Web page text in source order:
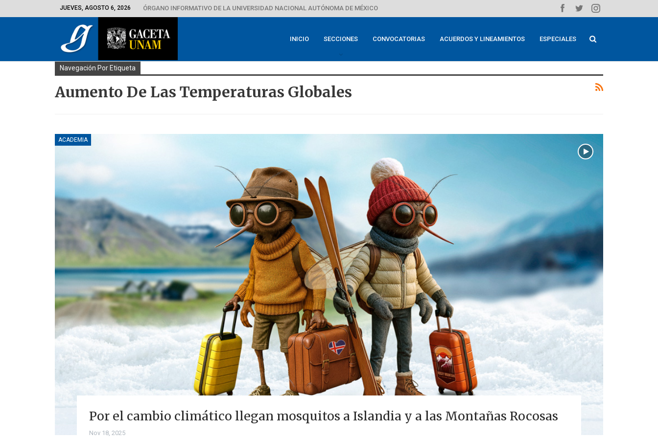
JUEVES, AGOSTO 6, 2026 ÓRGANO INFORMATIVO DE LA UNIVERSIDAD NACIONAL AUTÓNOMA DE MÉXICO
INICIO SECCIONES CONVOCATORIAS ACUERDOS Y LINEAMIENTOS ESPECIALES
Navegación Por Etiqueta
Aumento De Las Temperaturas Globales
ACADEMIA
Por el cambio climático llegan mosquitos a Islandia y a las Montañas Rocosas
Nov 18, 2025